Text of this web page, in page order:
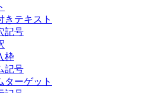
きテキスト
記号
枠
記号
ターゲット